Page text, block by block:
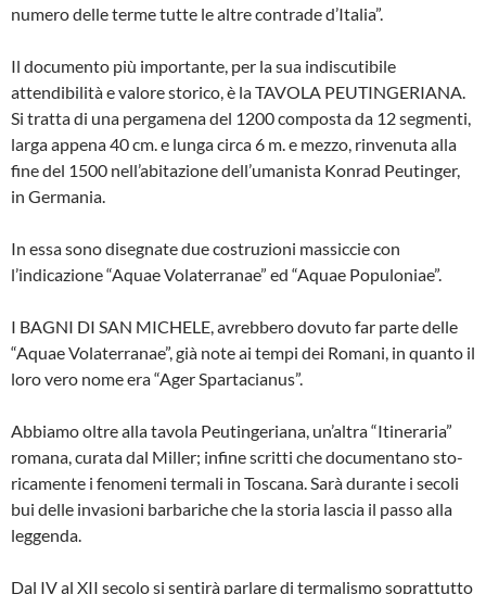
numero delle terme tutte le altre contrade d’Italia”.
Il documento più importante, per la sua indiscutibile
attendibilità e valore storico, è la TAVOLA PEUTINGERIANA.
Si trat­ta di una pergamena del 1200 composta da 12 segmenti,
larga appena 40 cm. e lunga circa 6 m. e mezzo, rinvenuta alla
fine del 1500 nell’abitazione dell’umani­sta Konrad Peutinger,
in Germania.
In essa sono disegnate due costruzioni massiccie con
l’indicazione “Aquae Volaterranae” ed “Aquae Populoniae”.
I BAGNI DI SAN MICHELE, avrebbero dovuto far parte delle
“Aquae Volaterranae”, già note ai tempi dei Romani, in quanto il
loro vero nome era “Ager Spartacianus”.
Abbiamo oltre alla tavola Peutingeriana, un’altra “Itineraria”
romana, curata dal Miller; infine scritti che documentano sto­
ricamente i fenomeni termali in Toscana. Sarà durante i secoli
bui delle invasioni barbariche che la storia lascia il passo alla
leggenda.
Dal IV al XII secolo si sentirà parlare di termalismo soprattutto